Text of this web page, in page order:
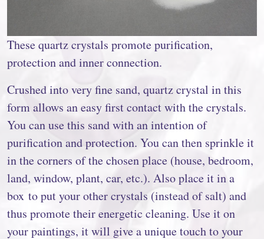
These quartz crystals promote purification,
protection and inner connection.
Crushed into very fine sand, quartz crystal in this
form allows an easy first contact with the crystals.
You can use this sand with an intention of
purification and protection. You can then sprinkle it
in the corners of the chosen place (house, bedroom,
land, window, plant, car, etc.). Also place it in a
box to put your other crystals (instead of salt) and
thus promote their energetic cleaning. Use it on
your paintings, it will give a unique touch to your